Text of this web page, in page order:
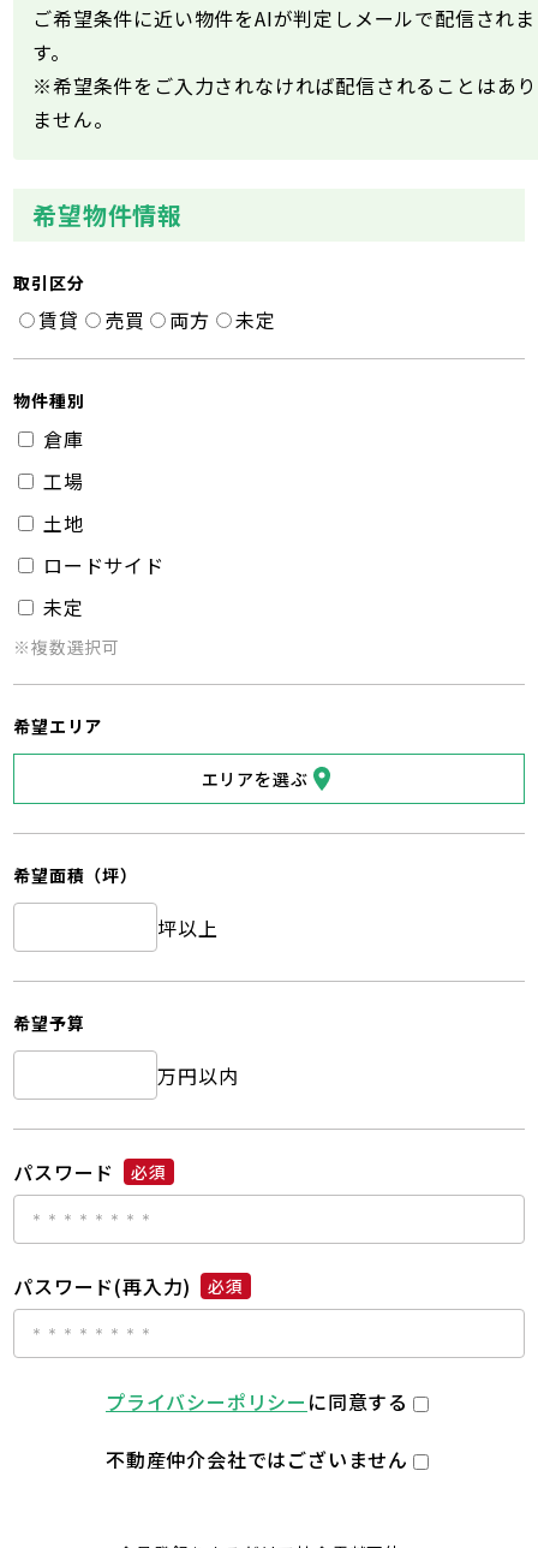
ご希望条件に近い物件をAIが判定しメールで配信されま
す。
※希望条件をご入力されなければ配信されることはあり
ません。
希望物件情報
取引区分
賃貸 売買 両方 未定
物件種別
倉庫
工場
土地
ロードサイド
未定
※複数選択可
希望エリア
エリアを選ぶ
希望面積（坪）
坪以上
希望予算
万円以内
パスワード 必須
パスワード(再入力) 必須
プライバシーポリシー に同意する
不動産仲介会社ではございません